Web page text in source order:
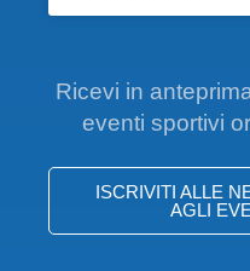
Ricevi in
eventi sportivi
ISCRIVITI ALLE
AGLI